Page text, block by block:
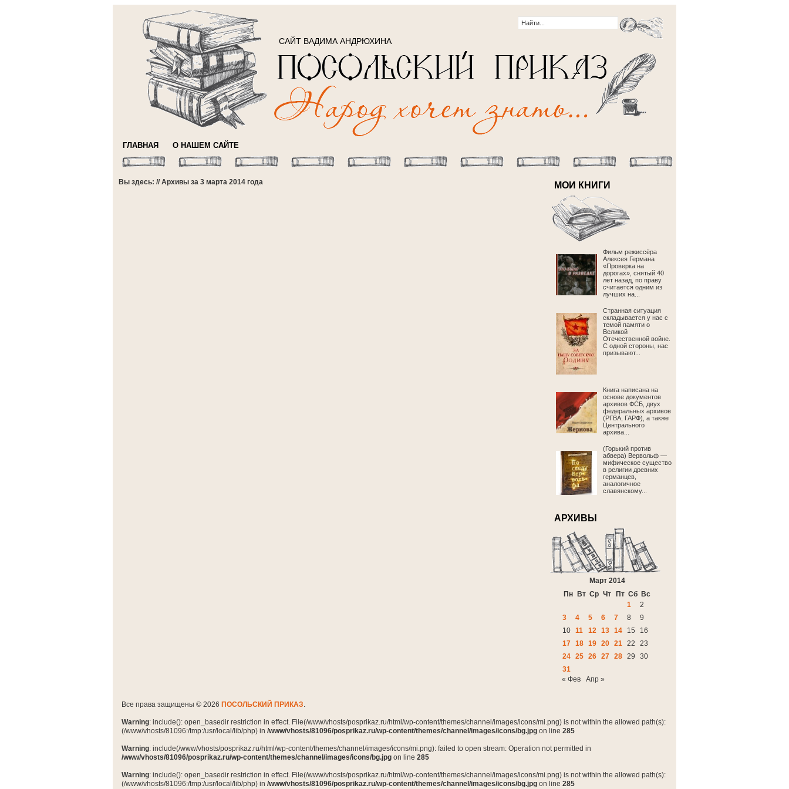
САЙТ ВАДИМА АНДРЮХИНА
ГЛАВНАЯ О НАШЕМ САЙТЕ
Вы здесь: // Архивы за 3 марта 2014 года МОИ КНИГИ
Фильм режиссёра
Алексея Германа
«Проверка на
дорогах», снятый 40
лет назад, по праву
считается одним из
лучших на...
Странная ситуация
складывается у нас с
темой памяти о
Великой
Отечественной войне.
С одной стороны, нас
призывают...
Книга написана на
основе документов
архивов ФСБ, двух
федеральных архивов
(РГВА, ГАРФ), а также
Центрального
архива...
(Горький против
абвера) Вервольф —
мифическое существо
в религии древних
германцев,
аналогичное
славянскому...
АРХИВЫ
Март 2014
Пн
Вт Ср Чт Пт Сб Вс
1
2
3
4 5 6 7 8
9
10 11 12 13 14 15
16
17 18 19 20 21 22
23
24 25 26 27 28 29
30
31
« Фев
Апр »
Все права защищены © 2026 ПОСОЛЬСКИЙ ПРИКАЗ.
Warning: include(): open_basedir restriction in effect. File(/www/vhosts/posprikaz.ru/html/wp-content/themes/channel/images/icons/mi.png) is not within the allowed path(s):
(/www/vhosts/81096:/tmp:/usr/local/lib/php) in /www/vhosts/81096/posprikaz.ru/wp-content/themes/channel/images/icons/bg.jpg on line 285
Warning: include(/www/vhosts/posprikaz.ru/html/wp-content/themes/channel/images/icons/mi.png): failed to open stream: Operation not permitted in
/www/vhosts/81096/posprikaz.ru/wp-content/themes/channel/images/icons/bg.jpg on line 285
Warning: include(): open_basedir restriction in effect. File(/www/vhosts/posprikaz.ru/html/wp-content/themes/channel/images/icons/mi.png) is not within the allowed path(s):
(/www/vhosts/81096:/tmp:/usr/local/lib/php) in /www/vhosts/81096/posprikaz.ru/wp-content/themes/channel/images/icons/bg.jpg on line 285